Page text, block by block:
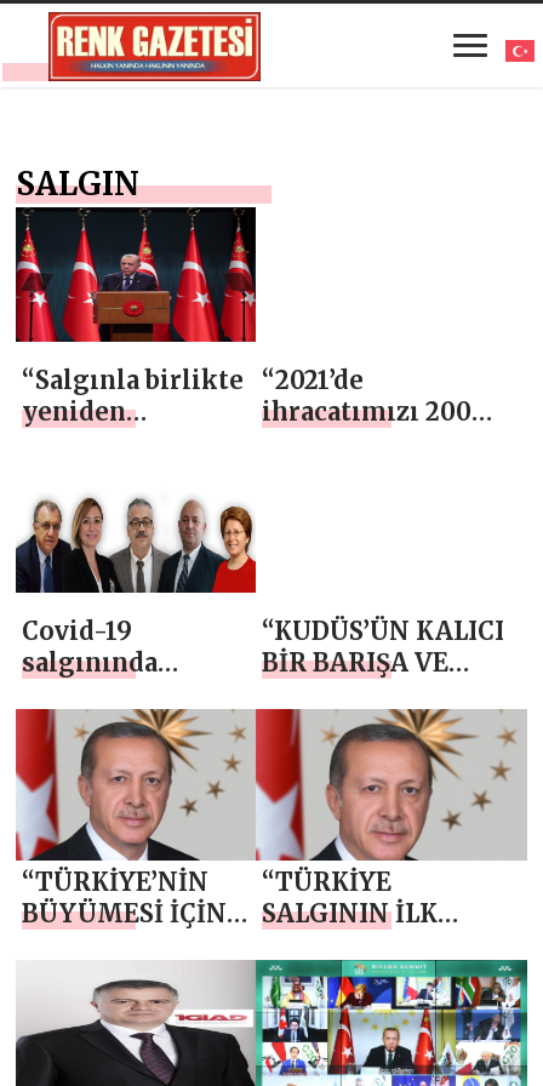
SALGIN
“Salgınla birlikte
yeniden
ekonomik
sistemde yıldızı
parlayan
ülkelerin en
başında Türkiye
var”
“2021’de
ihracatımızı 200
Covid-19
salgınında
ABD’den
örneklerle
konuşuldu
“KUDÜS’ÜN KALICI
BİR BARIŞA VE
KAVUŞMASI İÇİN
HERKESİN
FEDAKÂRLIK
YAPMASI
GEREKİYOR”
“TÜRKİYE’NİN
BÜYÜMESİ İÇİN
ELEŞTİRİSİ OLAN
HERKESE
KAPIMIZ AÇIK”
“TÜRKİYE
SALGININ İLK
İTİBAREN
ULUSLARARASI
TOPLUMLA İŞ
BİRLİĞİ İÇİNDE